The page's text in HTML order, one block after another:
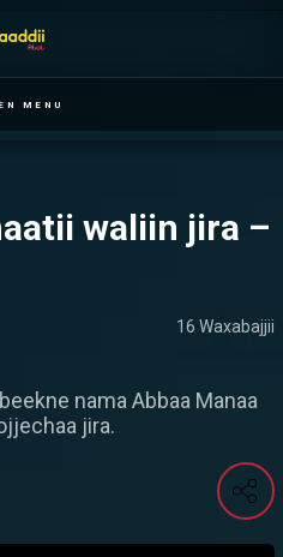
MENU
waliin jira –
16 Waxabajjii
nama Abbaa Manaa
jira.